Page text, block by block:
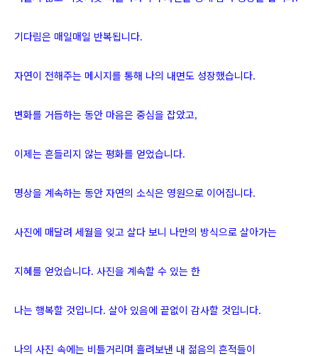
기다림은 매일매일 반복됩니다.
자연이 전해주는 메시지를 통해 나의 내면도 성장했습니다.
변화를 거듭하는 동안 마음은 중심을 잡았고,
이제는 흔들리지 않는 평화를 얻었습니다.
명상을 계속하는 동안 자연의 소식은 영원으로 이어집니다.
사진에 매달려 세월을 잊고 살다 보니 나만의 방식으로 살아가는
지혜를 얻었습니다. 사진을 계속할 수 있는 한
나는 행복할 것입니다. 살아 있음에 끝없이 감사할 것입니다.
나의 사진 속에는 비틀거리며 흘려보낸 내 젊음의 흔적들이